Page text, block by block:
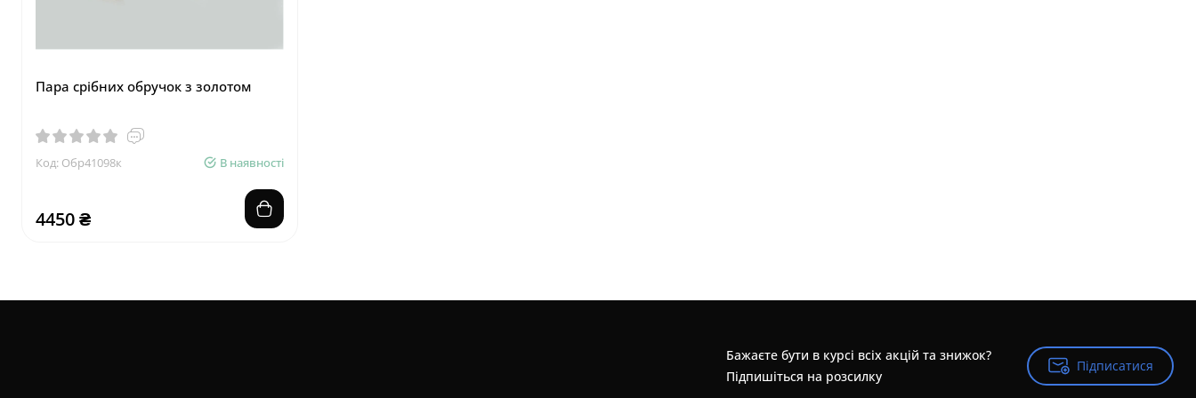
Пара срібних обручок з золотом
Код: Обр41098к В наявності
4450 ₴
Бажаєте бути в курсі всіх акцій та знижок?
Підпишіться на розсилку
Підписатися
Підписатися